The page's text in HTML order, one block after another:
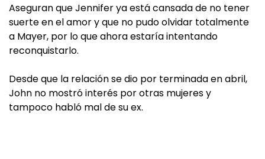
Aseguran que Jennifer ya está cansada de no tener
suerte en el amor y que no pudo olvidar totalmente
a Mayer, por lo que ahora estaría intentando
reconquistarlo.
Desde que la relación se dio por terminada en abril,
John no mostró interés por otras mujeres y
tampoco habló mal de su ex.